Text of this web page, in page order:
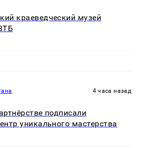
краеведческий музей
4 часа назад
подписали
уникального мастерства